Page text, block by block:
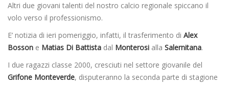
Altri due giovani talenti del nostro calcio regionale spiccano il
volo verso il professionismo.
E’ notizia di ieri pomeriggio, infatti, il trasferimento di Alex
Bosson e Matias Di Battista dal Monterosi alla Salernitana.
I due ragazzi classe 2000, cresciuti nel settore giovanile del
Grifone Monteverde, disputeranno la seconda parte di stagione